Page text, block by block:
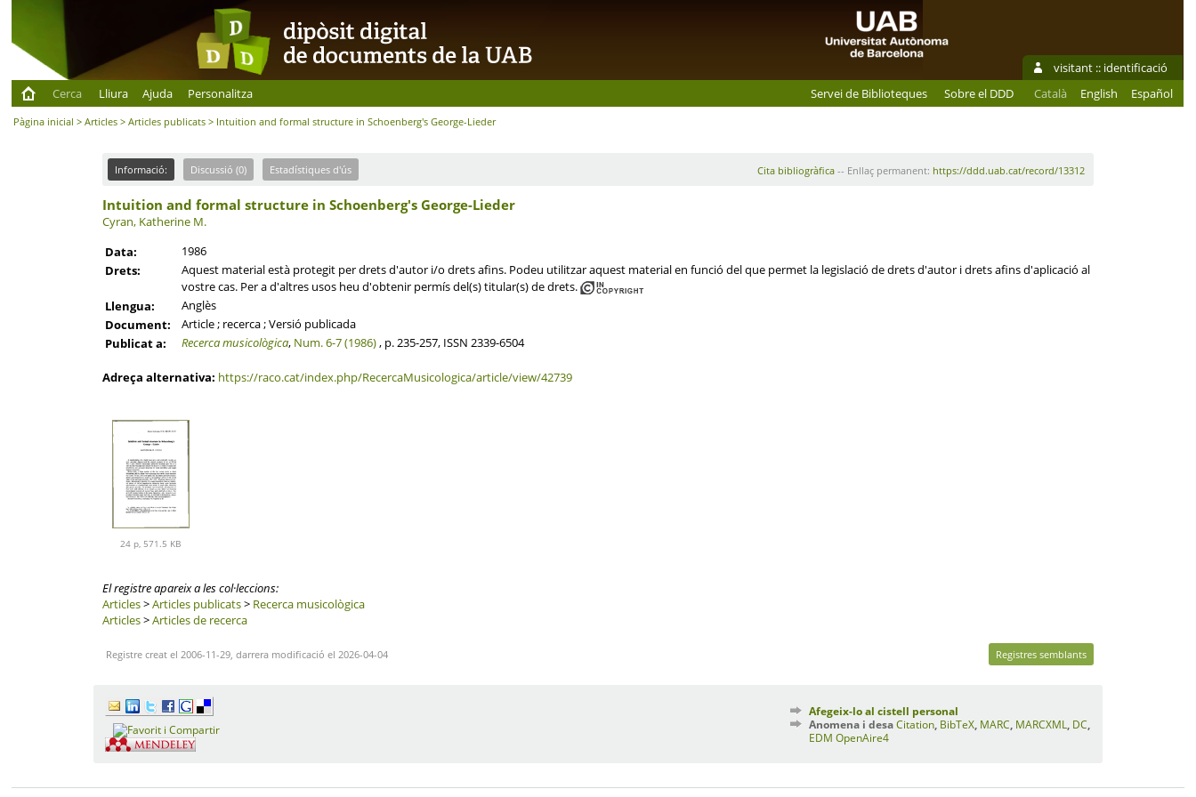
visitant :: identificació
Cerca
Lliura Ajuda Personalitza Servei de Biblioteques Sobre el DDD Català English Español
Pàgina inicial >Articles >Articles publicats > Intuition and formal structure in Schoenberg's George-Lieder
Informació: Discussió (0) Estadístiques d'ús Cita bibliogràfica-- Enllaç permanent: https://ddd.uab.cat/record/13312
Intuition and formal structure in Schoenberg's George-Lieder
Cyran, Katherine M.
Data:
1986
Drets:
Aquest material està protegit per drets d'autor i/o drets afins. Podeu utilitzar aquest material en funció del que permet la legislació de drets d'autor i drets afins d'aplicació al
vostre cas. Per a d'altres usos heu d'obtenir permís del(s) titular(s) de drets.
Llengua:
Anglès
Document:
Article ; recerca ; Versió publicada
Publicat a:
Recerca musicològica, Num. 6-7 (1986), p. 235-257, ISSN 2339-6504
Adreça alternativa: https://raco.cat/index.php/RecercaMusicologica/article/view/42739
24 p, 571.5 KB
El registre apareix a les col·leccions:
Articles>Articles publicats> Recerca musicològica
Articles>Articles de recerca
Registre creat el 2006-11-29, darrera modificació el 2026-04-04 Registres semblants
Afegeix-lo al cistell personal
Anomena i desaCitation BibTeX MARC MARCXML DC
EDM OpenAire4